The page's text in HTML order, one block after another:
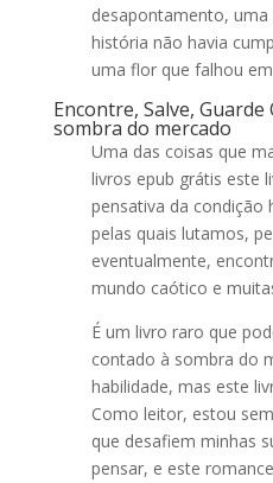
desapontamento, uma
história não havia
uma flor que falhou
Encontre, Salve, Guarde
sombra do mercado
Uma das coisas que
livros epub grátis este
pensativa da condição
pelas quais lutamos,
eventualmente,
mundo caótico e
É um livro raro que
contado à sombra do
habilidade, mas este
Como leitor, estou
que desafiem minhas
pensar, e este